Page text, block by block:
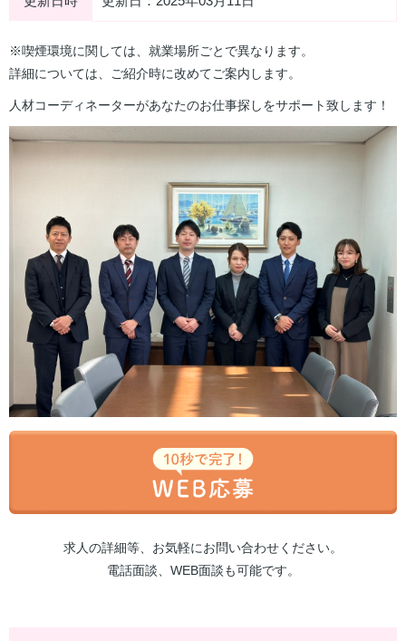
※喫煙環境に関しては、就業場所ごとで異なります。
詳細については、ご紹介時に改めてご案内します。
人材コーディネーターがあなたのお仕事探しをサポート致します！
求人の詳細等、お気軽にお問い合わせください。
電話面談、WEB面談も可能です。